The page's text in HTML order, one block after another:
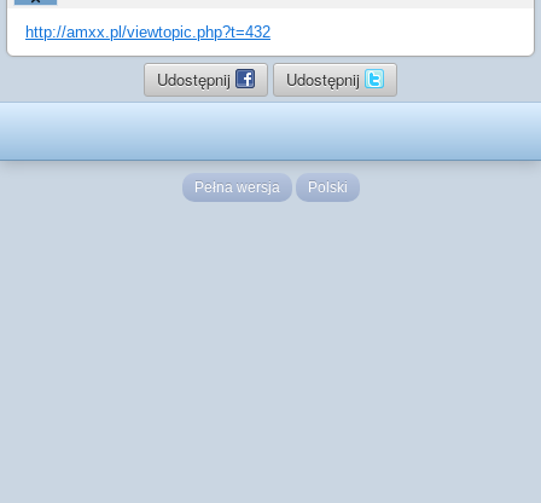
http://amxx.pl/viewtopic.php?t=432
Udostępnij Udostępnij
Pełna wersja Polski